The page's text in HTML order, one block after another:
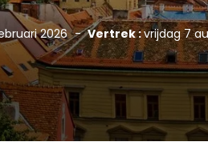
2026 - Vertrek :vrijdag 7